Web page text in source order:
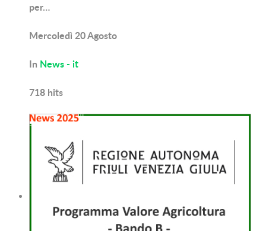
per…
Mercoledì 20 Agosto
In News - it
718 hits